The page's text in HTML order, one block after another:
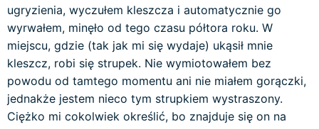
ugryzienia, wyczułem kleszcza i automatycznie go
wyrwałem, minęło od tego czasu półtora roku. W
miejscu, gdzie (tak jak mi się wydaje) ukąsił mnie
kleszcz, robi się strupek. Nie wymiotowałem bez
powodu od tamtego momentu ani nie miałem gorączki,
jednakże jestem nieco tym strupkiem wystraszony.
Ciężko mi cokolwiek określić, bo znajduje się on na